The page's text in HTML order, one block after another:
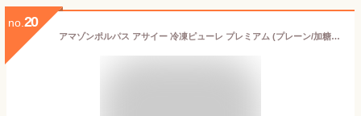
no. 20
アマゾンポルパス アサイー 冷凍ピューレ プレミアム (プレーン/加糖) お試し2個セット 各400g (計800g) アサイーボウルに AMAZON POLPAS